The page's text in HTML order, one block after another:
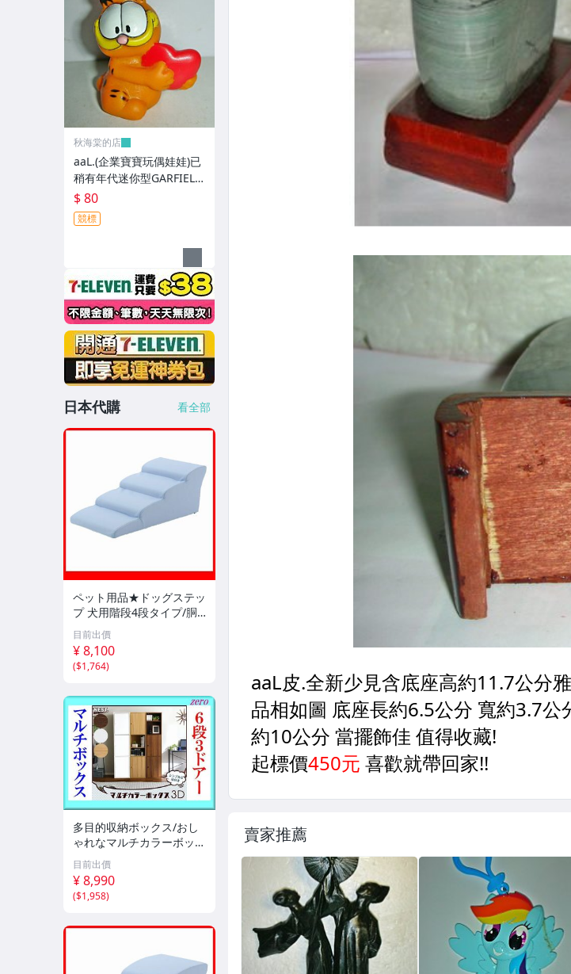
賣家推薦
秋海棠的店
aaL.(企業寶寶玩偶娃娃)已
稍有年代迷你型GARFIELD
加菲貓拿紅色心型造型公
仔!--保存良好值得收藏!/6
房樂箱1
$ 80
競標
日本代購 看全部
ペット用品★ドッグステッ
プ 犬用階段4段タイプ/胴
長 短足 超小型犬用 ミニチ
ュアダックスフンド 他/ソ
ファ の上り下に/ライトブ
ルー/a4
目前出價
¥ 8,100
($1,764)
多目的収納ボックス/おし
ゃれなマルチカラーボック
ス 6段3枚扉/キャビネット
飾り棚 本棚 テレビ台 食器
棚/ダークブラウン/新品 即
決/a3
目前出價
¥ 8,990
($1,958)